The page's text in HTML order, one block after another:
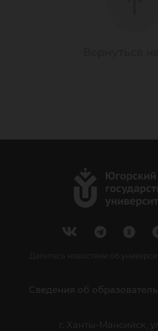
Делитесь новостями об
Сведения об
г. Ханты-Мансийск,